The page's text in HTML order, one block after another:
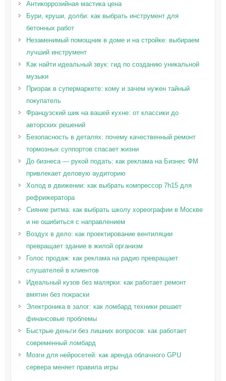
Антикоррозийная мастика цена
Бури, круши, долби: как выбрать инструмент для
бетонных работ
Незаменимый помощник в доме и на стройке: выбираем
лучший инструмент
Как найти идеальный звук: гид по созданию уникальной
музыки
Призрак в супермаркете: кому и зачем нужен тайный
покупатель
Французский шик на вашей кухне: от классики до
авторских решений
Безопасность в деталях: почему качественный ремонт
тормозных суппортов спасает жизни
До бизнеса — рукой подать: как реклама на Бизнес ФМ
привлекает деловую аудиторию
Холод в движении: как выбрать компрессор 7h15 для
рефрижератора
Сияние ритма: как выбрать школу хореографии в Москве
и не ошибиться с направлением
Воздух в дело: как проектирование вентиляции
превращает здание в жилой организм
Голос продаж: как реклама на радио превращает
слушателей в клиентов
Идеальный кузов без малярки: как работает ремонт
вмятин без покраски
Электроника в залог: как ломбард техники решает
финансовые проблемы
Быстрые деньги без лишних вопросов: как работает
современный ломбард
Мозги для нейросетей: как аренда облачного GPU
сервера меняет правила игры